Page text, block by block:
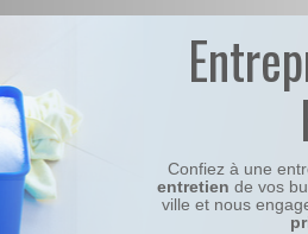
Confiez à une
entretien de vos
ville et nous